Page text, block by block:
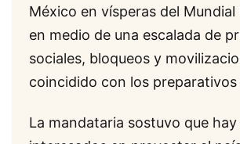
México en vísperas del Mundial
en medio de una escalada de
sociales, bloqueos y
coincidido con los
La mandataria sostuvo que